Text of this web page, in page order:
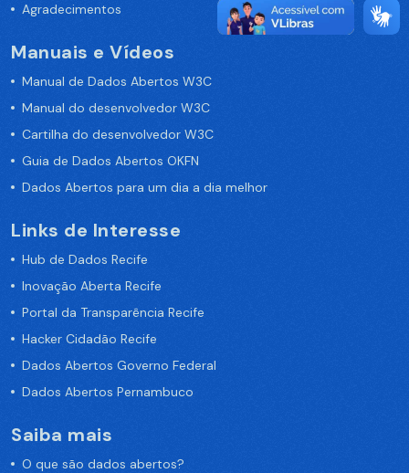
Agradecimentos
Manuais e Vídeos
Manual de Dados Abertos W3C
Manual do desenvolvedor W3C
Cartilha do desenvolvedor W3C
Guia de Dados Abertos OKFN
Dados Abertos para um dia a dia melhor
Links de Interesse
Hub de Dados Recife
Inovação Aberta Recife
Portal da Transparência Recife
Hacker Cidadão Recife
Dados Abertos Governo Federal
Dados Abertos Pernambuco
Saiba mais
O que são dados abertos?